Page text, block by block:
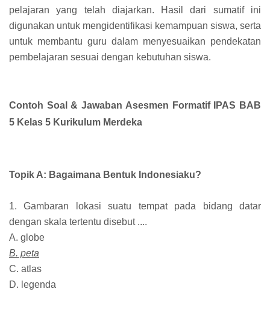
pelajaran yang telah diajarkan. Hasil dari sumatif ini
digunakan untuk mengidentifikasi kemampuan siswa, serta
untuk membantu guru dalam menyesuaikan pendekatan
pembelajaran sesuai dengan kebutuhan siswa.
Contoh Soal & Jawaban Asesmen Formatif IPAS BAB
5 Kelas 5 Kurikulum Merdeka
Topik A: Bagaimana Bentuk Indonesiaku?
1. Gambaran lokasi suatu tempat pada bidang datar
dengan skala tertentu disebut ....
A. globe
B. peta
C. atlas
D. legenda